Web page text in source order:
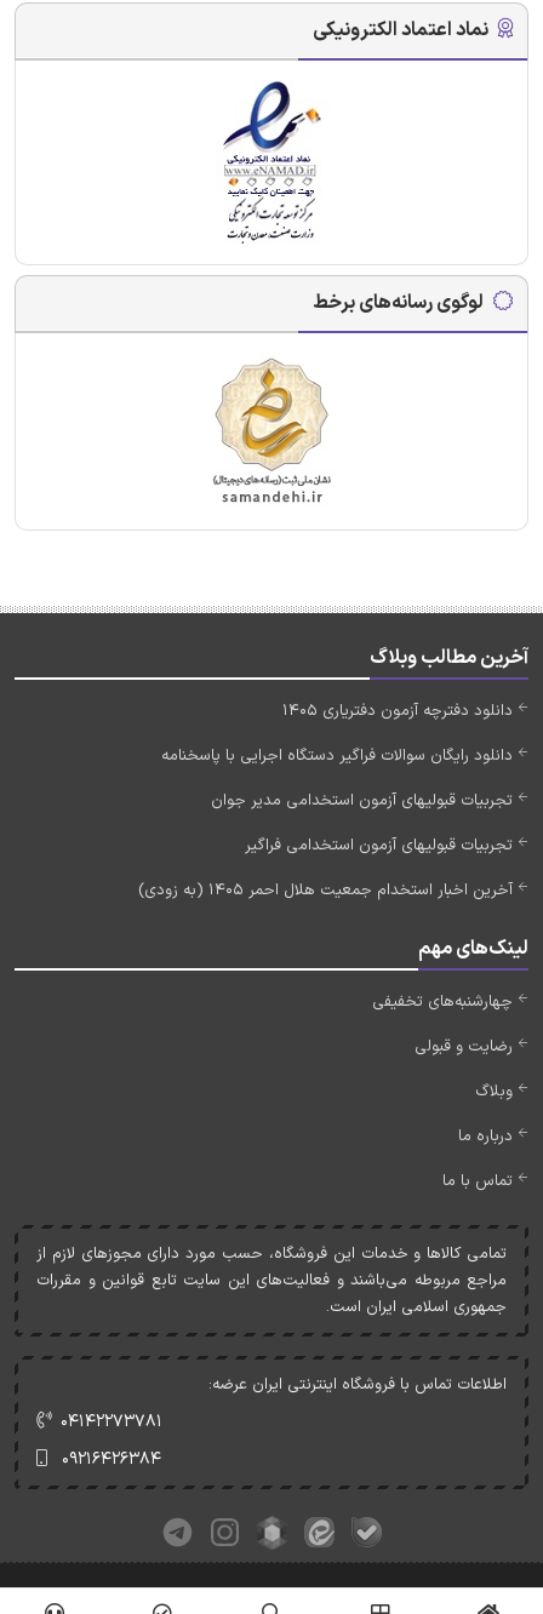
نماد اعتماد الکترونیکی
لوگوی رسانه‌های برخط
آخرین مطالب وبلاگ
دانلود دفترچه آزمون دفتریاری 1405
دانلود رایگان سوالات فراگیر دستگاه اجرایی با پاسخنامه
تجربیات قبولیهای آزمون استخدامی مدیر جوان
تجربیات قبولیهای آزمون استخدامی فراگیر
آخرین اخبار استخدام جمعیت هلال احمر 1405 (به زودی)
لینک‌های مهم
چهارشنبه‌های تخفیفی
رضایت و قبولی
وبلاگ
درباره ما
تماس با ما
تمامی کالاها و خدمات اين فروشگاه، حسب مورد دارای مجوزهای لازم از
مراجع مربوطه می‌باشند و فعاليت‌های اين سايت تابع قوانين و مقررات
جمهوری اسلامی ايران است.
اطلاعات تماس با فروشگاه اینترنتی ایران عرضه:
۰۴۱۴۲۲۷۳۷۸۱
۰۹۲۱۶۴۲۶۳۸۴